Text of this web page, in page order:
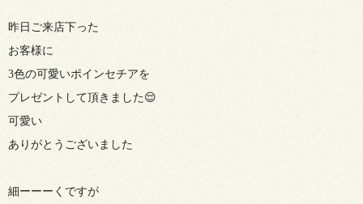
昨日ご来店下った
お客様に
3色の可愛いポインセチアを
プレゼントして頂きました😌
可愛い
ありがとうございました
細ーーーくですが